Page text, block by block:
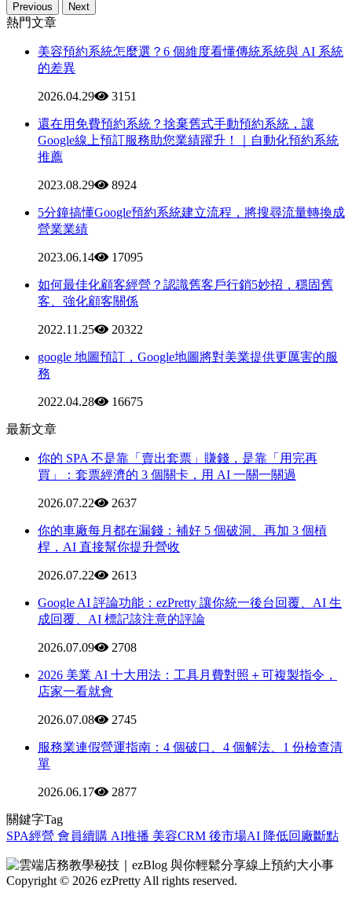
Previous Next
熱門文章
美容預約系統怎麼選？6 個維度看懂傳統系統與 AI 系統
的差異
2026.04.29 3151
還在用免費預約系統？捨棄舊式手動預約系統，讓
Google線上預訂服務助您業績躍升！｜自動化預約系統
推薦
2023.08.29 8924
5分鐘搞懂Google預約系統建立流程，將搜尋流量轉換成
營業業績
2023.06.14 17095
如何最佳化顧客經營？認識舊客戶行銷5妙招，穩固舊
客、強化顧客關係
2022.11.25 20322
google 地圖預訂，Google地圖將對美業提供更厲害的服
務
2022.04.28 16675
最新文章
你的 SPA 不是靠「賣出套票」賺錢，是靠「用完再
買」：套票經濟的 3 個關卡，用 AI 一關一關過
2026.07.22 2637
你的車廠每月都在漏錢：補好 5 個破洞、再加 3 個槓
桿，AI 直接幫你提升營收
2026.07.22 2613
Google AI 評論功能：ezPretty 讓你統一後台回覆、AI 生
成回覆、AI 標記該注意的評論
2026.07.09 2708
2026 美業 AI 十大用法：工具月費對照＋可複製指令，
店家一看就會
2026.07.08 2745
服務業連假營運指南：4 個破口、4 個解法、1 份檢查清
單
2026.06.17 2877
關鍵字Tag
SPA經營 會員續購 AI推播 美容CRM 後市場AI 降低回廠斷點
Copyright © 2026 ezPretty All rights reserved.